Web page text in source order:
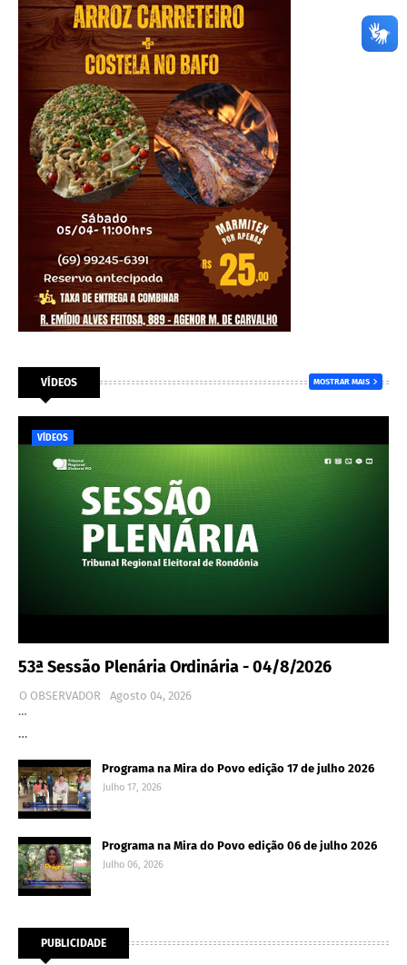
VÍDEOS MOSTRAR MAIS
VÍDEOS
53ª Sessão Plenária Ordinária - 04/8/2026
O OBSERVADOR
Agosto 04, 2026
…
…
Programa na Mira do Povo edição 17 de julho 2026
Julho 17, 2026
Programa na Mira do Povo edição 06 de julho 2026
Julho 06, 2026
PUBLICIDADE